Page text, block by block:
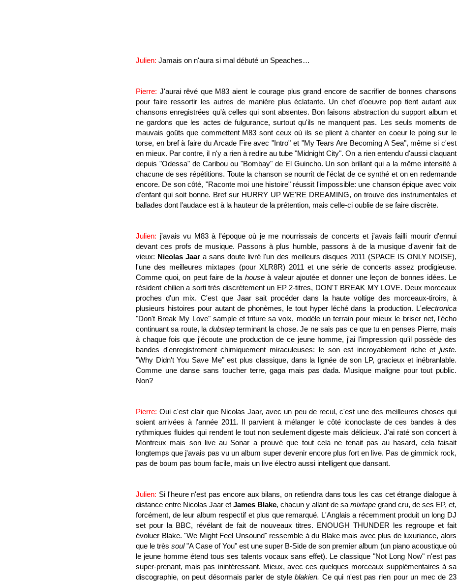
Julien: Jamais on n'aura si mal débuté un Speaches…
Pierre: J'aurai rêvé que M83 aient le courage plus grand encore de sacrifier de bonnes chansons
pour faire ressortir les autres de manière plus éclatante. Un chef d'oeuvre pop tient autant aux
chansons enregistrées qu'à celles qui sont absentes. Bon faisons abstraction du support album et
ne gardons que les actes de fulgurance, surtout qu'ils ne manquent pas. Les seuls moments de
mauvais goûts que commettent M83 sont ceux où ils se plient à chanter en coeur le poing sur le
torse, en bref à faire du Arcade Fire avec "Intro" et "My Tears Are Becoming A Sea", même si c'est
en mieux. Par contre, il n'y a rien à redire au tube"Midnight City". On a rien entendu d'aussi claquant
depuis "Odessa" de Caribou ou "Bombay" de El Guincho. Un son brillant qui a la même intensité à
chacune de ses répétitions. Toute la chanson se nourrit de l'éclat de ce synthé et on en redemande
encore. De son côté, "Raconte moi une histoire" réussit l'impossible: une chanson épique avec voix
d'enfant qui soit bonne. Bref sur HURRY UP WE'RE DREAMING, on trouve des instrumentales et
ballades dont l'audace est à la hauteur de la prétention, mais celle-ci oublie de se faire discrète.
Julien: j'avais vu M83 à l'époque où je me nourrissais de concerts et j'avais failli mourir d'ennui
devant ces profs de musique. Passons à plus humble, passons à de la musique d'avenir fait de
vieux: Nicolas Jaara sans doute livré l'un des meilleurs disques 2011 (SPACE IS ONLY NOISE),
l'une des meilleures mixtapes (pour XLR8R) 2011 et une série de concerts assez prodigieuse.
Comme quoi, on peut faire de la houseà valeur ajoutée et donner une leçon de bonnes idées. Le
résident chilien a sorti très discrètement un EP 2-titres, DON'T BREAK MY LOVE. Deux morceaux
proches d'un mix. C'est que Jaar sait procéder dans la haute voltige des morceaux-tiroirs, à
plusieurs histoires pour autant de phonèmes, le tout hyper léché dans la production. L'electronica
"Don't Break My Love" sample et triture sa voix, modèle un terrain pour mieux le briser net, l'écho
continuant sa route, la dubstepterminant la chose. Je ne sais pas ce que tu en penses Pierre, mais
à chaque fois que j'écoute une production de ce jeune homme, j'ai l'impression qu'il possède des
bandes d'enregistrement chimiquement miraculeuses: le son est incroyablement riche et juste.
"Why Didn't You Save Me" est plus classique, dans la lignée de son LP, gracieux et inébranlable.
Comme une danse sans toucher terre, gaga mais pas dada. Musique maligne pour tout public.
Non?
Pierre:Oui c'est clair que Nicolas Jaar, avec un peu de recul, c'est une des meilleures choses qui
soient arrivées à l'année 2011. Il parvient à mélanger le côté iconoclaste de ces bandes à des
rythmiques fluides qui rendent le tout non seulement digeste mais délicieux. J'ai raté son concert à
Montreux mais son live au Sonar a prouvé que tout cela ne tenait pas au hasard, cela faisait
longtemps que j'avais pas vu un album super devenir encore plus fort en live. Pas de gimmick rock,
pas de boum pas boum facile, mais un live électro aussi intelligent que dansant.
Julien: Si l'heure n'est pas encore aux bilans, on retiendra dans tous les cas cet étrange dialogue à
distance entre Nicolas Jaar et James Blake, chacun y allant de sa mixtape grand cru, de ses EP, et,
forcément, de leur album respectif et plus que remarqué. L'Anglais a récemment produit un long DJ
set pour la BBC, révélant de fait de nouveaux titres. ENOUGH THUNDER les regroupe et fait
évoluer Blake. "We Might Feel Unsound" ressemble à du Blake mais avec plus de luxuriance, alors
que le très soul"A Case of You" est une super B-Side de son premier album (un piano acoustique où
le jeune homme étend tous ses talents vocaux sans effet). Le classique "Not Long Now" n'est pas
super-prenant, mais pas inintéressant. Mieux, avec ces quelques morceaux supplémentaires à sa
discographie, on peut désormais parler de styleblakien. Ce qui n'est pas rien pour un mec de 23